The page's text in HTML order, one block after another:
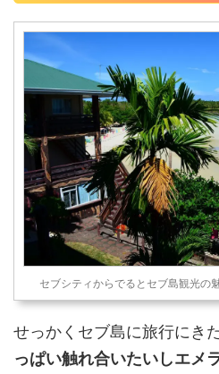
最高ですね♪ そんなかわいそう
できる、セブ島のホテルのデ
イユースがありますよ！ とい
うことで、今日はそんなアナ
タの為に「セブ島のリゾート
ホ ...
セブシティからでるとセブ島観光の
せっかくセブ島に旅行にきた
っぱい触れ合いたいしエメ